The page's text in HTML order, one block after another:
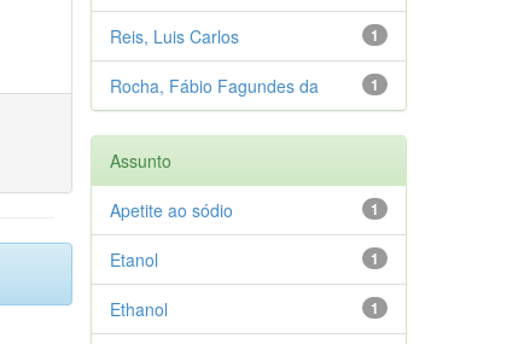
1
Reis, Luis Carlos
1
Rocha, Fábio Fagundes da
Assunto
1
Apetite ao sódio
1
Etanol
1
Ethanol